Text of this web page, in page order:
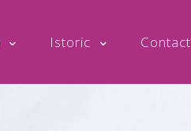
Istoric Contact